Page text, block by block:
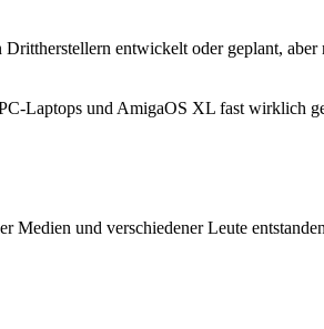
entwickelt oder geplant,
Laptops und AmigaOS XL fast wirklich
Medien und verschiedener Leute